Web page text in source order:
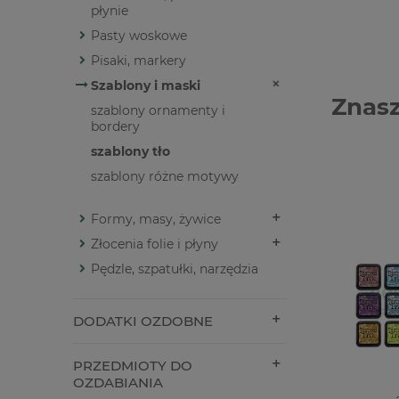
płynie
Pasty woskowe
Pisaki, markery
Szablony i maski
szablony ornamenty i
bordery
szablony tło
szablony różne motywy
Formy, masy, żywice
Złocenia folie i płyny
Pędzle, szpatułki, narzędzia
DODATKI OZDOBNE
PRZEDMIOTY DO
OZDABIANIA